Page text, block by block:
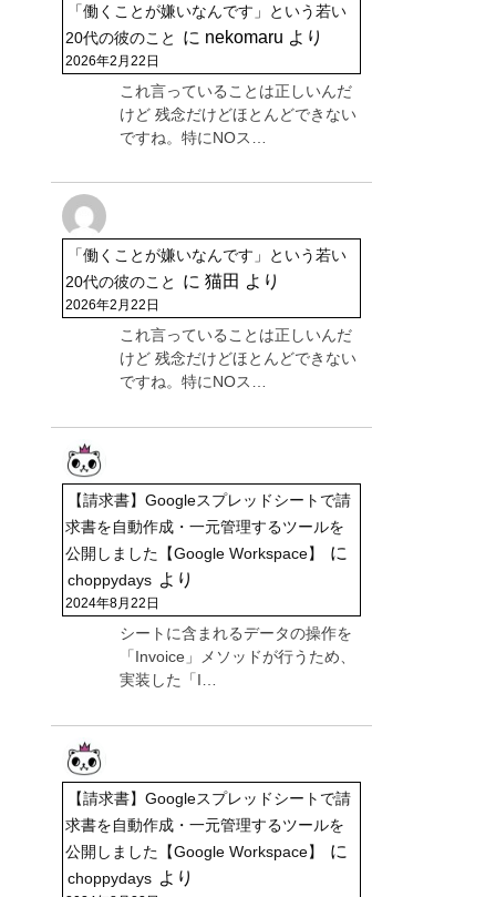
「働くことが嫌いなんです」という若い
20代の彼のこと
に nekomaru より
2026年2月22日
これ言っていることは正しいんだ
けど 残念だけどほとんどできない
ですね。特にNOス…
「働くことが嫌いなんです」という若い
20代の彼のこと
に 猫田 より
2026年2月22日
これ言っていることは正しいんだ
けど 残念だけどほとんどできない
ですね。特にNOス…
【請求書】Googleスプレッドシートで請
求書を自動作成・一元管理するツールを
公開しました【Google Workspace】
に
choppydays より
2024年8月22日
シートに含まれるデータの操作を
「Invoice」メソッドが行うため、
実装した「I…
【請求書】Googleスプレッドシートで請
求書を自動作成・一元管理するツールを
公開しました【Google Workspace】
に
choppydays より